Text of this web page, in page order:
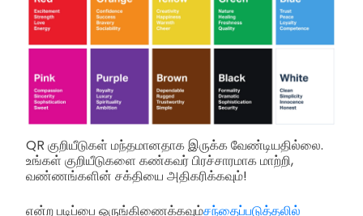
QR குறியீடுகள் மந்தமானதாக இருக்க வேண்டியதில்லை.
உங்கள் குறியீடுகளை கண்கவர் பிரச்சாரமாக மாற்றி,
வண்ணங்களின் சக்தியை அதிகரிக்கவும்!
என்ற படிப்பை ஒருங்கிணைக்கவும்சந்தைப்படுத்தலில்